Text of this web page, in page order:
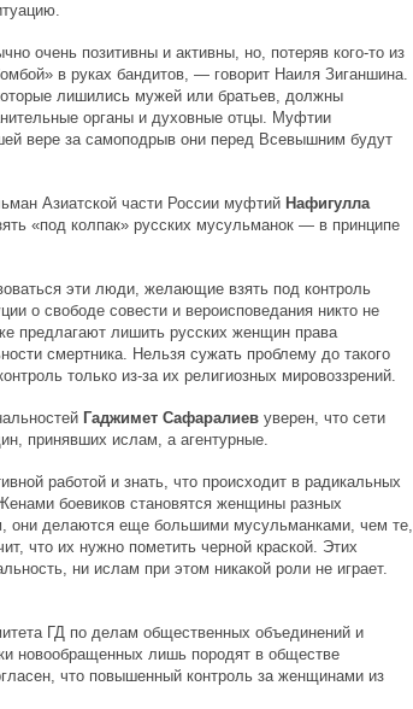
очень позитивны и активны, но, потеряв кого-то из
в руках бандитов, — говорит Наиля Зиганшина.
лишились мужей или братьев, должны
органы и духовные отцы. Муфтии
вере за самоподрыв они перед Всевышним будут
Азиатской части России муфтий Нафигулла
«под колпак» русских мусульманок — в принципе
эти люди, желающие взять под контроль
о свободе совести и вероисповедания никто не
лишить русских женщин права
смертника. Нельзя сужать проблему до такого
только из-за их религиозных мировоззрений.
Гаджимет Сафаралиев уверен, что сети
принявших ислам, а агентурные.
работой и знать, что происходит в радикальных
боевиков становятся женщины разных
они делаются еще большими мусульманками, чем те,
что их нужно пометить черной краской. Этих
ни ислам при этом никакой роли не играет.
ГД по делам общественных объединений и
новообращенных лишь породят в обществе
что повышенный контроль за женщинами из